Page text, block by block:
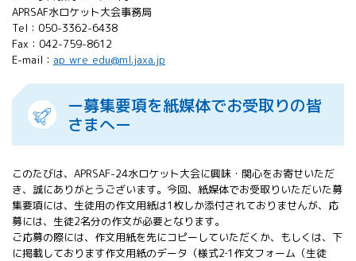
APRSAF水ロケット大会事務局
Tel：050-3362-6438
Fax：042-759-8612
E-mail： ap_wre_edu@ml.jaxa.jp
ー募集要項を紙媒体でお受取りの皆
さまへー
このたびは、APRSAF-24水ロケット大会に興味・関心をお寄せいただ
き、誠にありがとうございます。今回、紙媒体でお受取りいただいた募
集要項には、生徒用の作文用紙は1枚しか添付されておりませんが、応
募には、生徒2名分の作文が必要となります。
ご応募の際には、作文用紙を先にコピーしていただくか、もしくは、下
に掲載しております作文用紙のデータ（様式2‐1作文フォーム（生徒